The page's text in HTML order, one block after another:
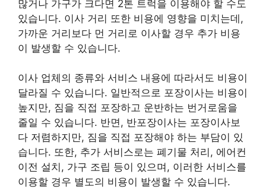
많거나 가구가 크다면 2톤 트럭을 이용해야 할 수도
있습니다. 이사 거리 또한 비용에 영향을 미치는데,
가까운 거리보다 먼 거리로 이사할 경우 추가 비용
이 발생할 수 있습니다.
이사 업체의 종류와 서비스 내용에 따라서도 비용이
달라질 수 있습니다. 일반적으로 포장이사는 비용이
높지만, 짐을 직접 포장하고 운반하는 번거로움을
줄일 수 있습니다. 반면, 반포장이사는 포장이사보
다 저렴하지만, 짐을 직접 포장해야 하는 부담이 있
습니다. 또한, 추가 서비스로는 폐기물 처리, 에어컨
이전 설치, 가구 조립 등이 있으며, 이러한 서비스를
이용할 경우 별도의 비용이 발생할 수 있습니다.